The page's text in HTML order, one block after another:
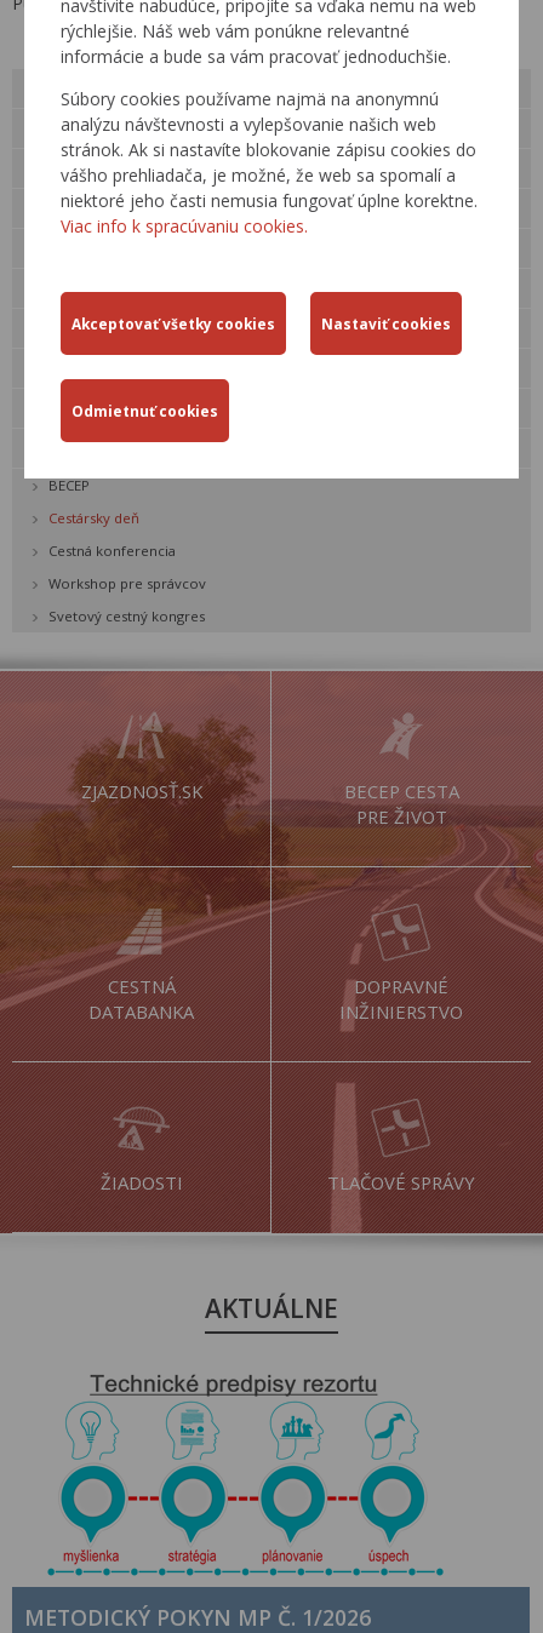
navštívite nabudúce, pripojíte sa vďaka nemu na web
rýchlejšie. Náš web vám ponúkne relevantné
informácie a bude sa vám pracovať jednoduchšie.
Súbory cookies používame najmä na anonymnú
analýzu návštevnosti a vylepšovanie našich web
stránok. Ak si nastavíte blokovanie zápisu cookies do
vášho prehliadača, je možné, že web sa spomalí a
niektoré jeho časti nemusia fungovať úplne korektne.
Viac info k spracúvaniu cookies.
O nás
Verejné obstarávanie
Kariéra
Pre verejnosť
Legislatíva
Činnosti
Technické predpisy rezortu
Odborné akcie
BECEP
Cestársky deň
Cestná konferencia
Workshop pre správcov
Svetový cestný kongres
ZJAZDNOSŤ.SK
BECEP CESTA
PRE ŽIVOT
CESTNÁ
DATABANKA
DOPRAVNÉ
INŽINIERSTVO
ŽIADOSTI TLAČOVÉ SPRÁVY
AKTUÁLNE
METODICKÝ POKYN MP Č. 1/2026